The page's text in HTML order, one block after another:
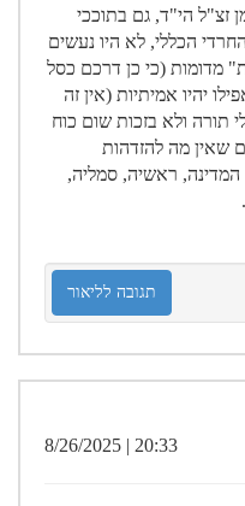
זצ"ל הי"ד, גם בתוככי
הכללי, לא היו נעשים
מדומות (כי כן דרכם כסל
יהיו אמיתיות (אין זה
תורה ולא בזכות שום כוח
שאין מה להזדהות
המדינה, ראשיה, סמליה,
תגובה לליאור
20:33 | 8/26/2025